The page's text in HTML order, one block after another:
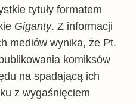
tytuły formatem
Giganty. Z informacji
mediów wynika, że Pt.
komiksów
na spadającą ich
z wygaśnięciem